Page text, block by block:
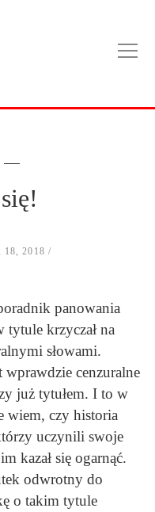
18, 2018
panowania
krzyczał na
słowami.
cenzuralne
już tytułem. I to w
wiem, czy historia
uczynili swoje
kazał się ogarnąć.
odwrotny do
o takim tytule